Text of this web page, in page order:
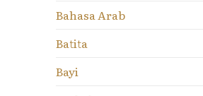
Bahasa Arab
Batita
Bayi